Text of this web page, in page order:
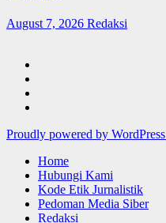
August 7, 2026 Redaksi
Proudly powered by WordPress
Home
Hubungi Kami
Kode Etik Jurnalistik
Pedoman Media Siber
Redaksi